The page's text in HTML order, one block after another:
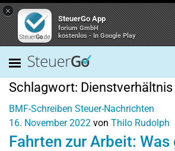
×
SteuerGo App
forium GmbH
kostenlos - In Google Play
Schlagwort: Dienstverhältnis
BMF-Schreiben Steuer-Nachrichten
16. November 2022 von Thilo Rudolph
Fahrten zur Arbeit: